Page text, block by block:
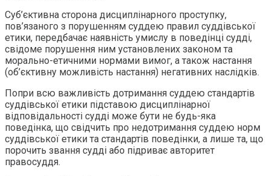
Суб’єктивна сторона дисциплінарного проступку,
пов’язаного з порушенням суддею правил суддівської
етики, передбачає наявність умислу в поведінці судді,
свідоме порушення ним установлених законом та
морально-етичними нормами вимог, а також настання
(об’єктивну можливість настання) негативних наслідків.
Попри всю важливість дотримання суддею стандартів
суддівської етики підставою дисциплінарної
відповідальності судді може бути не будь-яка
поведінка, що свідчить про недотримання суддею норм
суддівської етики та стандартів поведінки, а лише та, що
порочить звання судді або підриває авторитет
правосуддя.